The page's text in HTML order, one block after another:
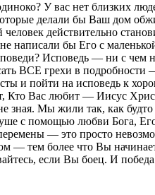
У вас нет близких
делали бы Ваш дом
действительно
написали бы Его с
Исповедь — ни с чем
ВСЕ грехи в
и пойти на исповедь к
Кто Вас любит — Иисус
зная. Мы жили так, как
с помощью любви Бога,
— это просто
— тем более что Вы
если Вы боец. И